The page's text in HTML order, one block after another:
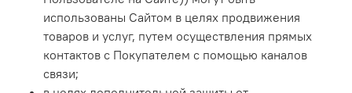
использованы Сайтом в целях продвижения
товаров и услуг, путем осуществления прямых
контактов с Покупателем с помощью каналов
связи;